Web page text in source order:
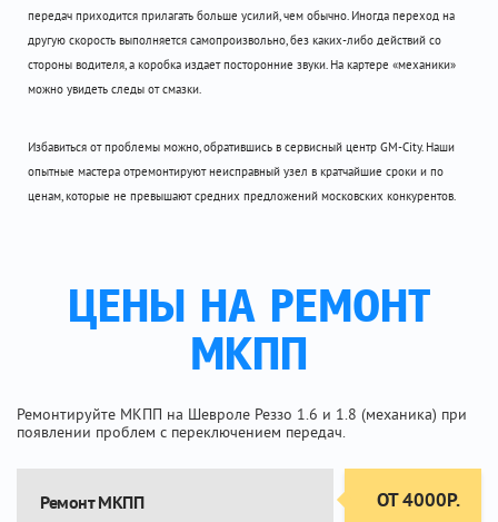
передач приходится прилагать больше усилий, чем обычно. Иногда переход на
другую скорость выполняется самопроизвольно, без каких-либо действий со
стороны водителя, а коробка издает посторонние звуки. На картере «механики»
можно увидеть следы от смазки.
Избавиться от проблемы можно, обратившись в сервисный центр GM-City. Наши
опытные мастера отремонтируют неисправный узел в кратчайшие сроки и по
ценам, которые не превышают средних предложений московских конкурентов.
ЦЕНЫ НА РЕМОНТ
МКПП
Ремонтируйте МКПП на Шевроле Реззо 1.6 и 1.8 (механика) при
появлении проблем с переключением передач.
Ремонт МКПП ОТ 4000Р.